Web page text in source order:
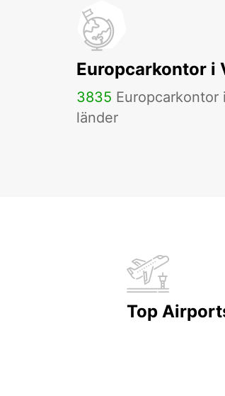
Europcarkontor i
3835 Europcarkontor
länder
Top